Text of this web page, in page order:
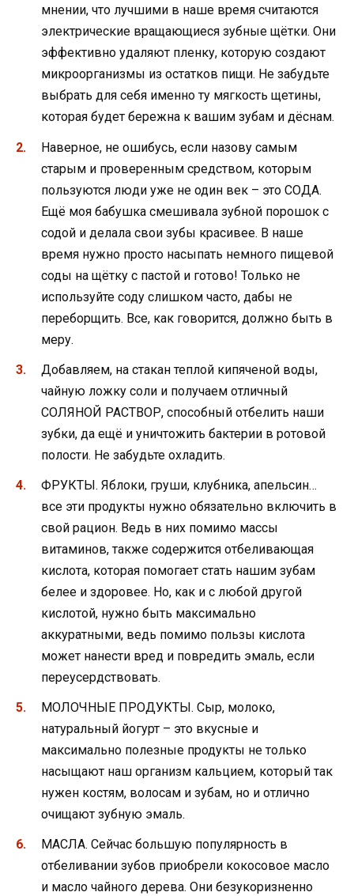
мнении, что лучшими в наше время считаются
электрические вращающиеся зубные щётки. Они
эффективно удаляют пленку, которую создают
микроорганизмы из остатков пищи. Не забудьте
выбрать для себя именно ту мягкость щетины,
которая будет бережна к вашим зубам и дёснам.
Наверное, не ошибусь, если назову самым
старым и проверенным средством, которым
пользуются люди уже не один век – это СОДА.
Ещё моя бабушка смешивала зубной порошок с
содой и делала свои зубы красивее. В наше
время нужно просто насыпать немного пищевой
соды на щётку с пастой и готово! Только не
используйте соду слишком часто, дабы не
переборщить. Все, как говорится, должно быть в
меру.
Добавляем, на стакан теплой кипяченой воды,
чайную ложку соли и получаем отличный
СОЛЯНОЙ РАСТВОР, способный отбелить наши
зубки, да ещё и уничтожить бактерии в ротовой
полости. Не забудьте охладить.
ФРУКТЫ. Яблоки, груши, клубника, апельсин…
все эти продукты нужно обязательно включить в
свой рацион. Ведь в них помимо массы
витаминов, также содержится отбеливающая
кислота, которая помогает стать нашим зубам
белее и здоровее. Но, как и с любой другой
кислотой, нужно быть максимально
аккуратными, ведь помимо пользы кислота
может нанести вред и повредить эмаль, если
переусердствовать.
МОЛОЧНЫЕ ПРОДУКТЫ. Сыр, молоко,
натуральный йогурт – это вкусные и
максимально полезные продукты не только
насыщают наш организм кальцием, который так
нужен костям, волосам и зубам, но и отлично
очищают зубную эмаль.
МАСЛА. Сейчас большую популярность в
отбеливании зубов приобрели кокосовое масло
и масло чайного дерева. Они безукоризненно